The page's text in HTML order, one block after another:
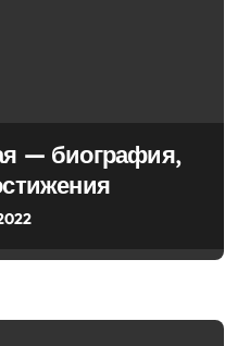
— биография,